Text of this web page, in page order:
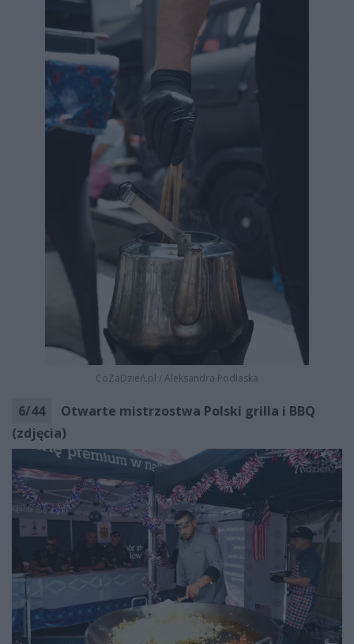
CoZaDzień.pl /Aleksandra Podlaska
6/44
Otwarte mistrzostwa Polski grilla i BBQ
(zdjęcia)